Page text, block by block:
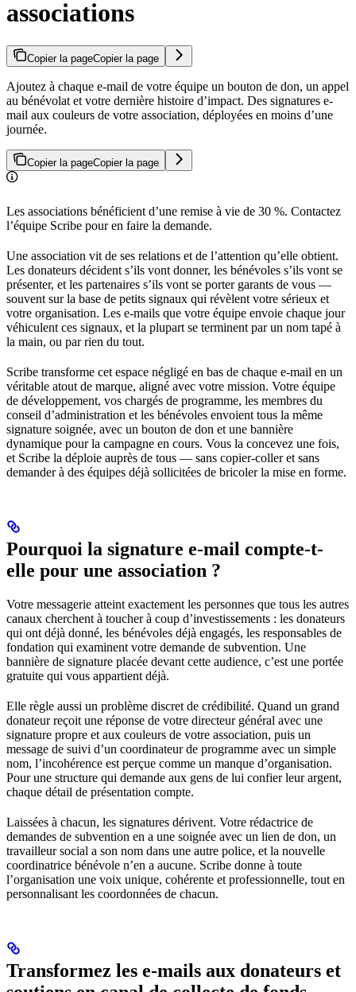
associations
Copier la pageCopier la page
Ajoutez à chaque e-mail de votre équipe un bouton de don, un appel
au bénévolat et votre dernière histoire d’impact. Des signatures e-
mail aux couleurs de votre association, déployées en moins d’une
journée.
Copier la pageCopier la page
Les associations bénéficient d’une remise à vie de 30 %. Contactez
l’équipe Scribe pour en faire la demande.
Une association vit de ses relations et de l’attention qu’elle obtient.
Les donateurs décident s’ils vont donner, les bénévoles s’ils vont se
présenter, et les partenaires s’ils vont se porter garants de vous —
souvent sur la base de petits signaux qui révèlent votre sérieux et
votre organisation. Les e-mails que votre équipe envoie chaque jour
véhiculent ces signaux, et la plupart se terminent par un nom tapé à
la main, ou par rien du tout.
Scribe transforme cet espace négligé en bas de chaque e-mail en un
véritable atout de marque, aligné avec votre mission. Votre équipe
de développement, vos chargés de programme, les membres du
conseil d’administration et les bénévoles envoient tous la même
signature soignée, avec un bouton de don et une bannière
dynamique pour la campagne en cours. Vous la concevez une fois,
et Scribe la déploie auprès de tous — sans copier-coller et sans
demander à des équipes déjà sollicitées de bricoler la mise en forme.
Pourquoi la signature e-mail compte-t-
elle pour une association ?
Votre messagerie atteint exactement les personnes que tous les autres
canaux cherchent à toucher à coup d’investissements : les donateurs
qui ont déjà donné, les bénévoles déjà engagés, les responsables de
fondation qui examinent votre demande de subvention. Une
bannière de signature placée devant cette audience, c’est une portée
gratuite qui vous appartient déjà.
Elle règle aussi un problème discret de crédibilité. Quand un grand
donateur reçoit une réponse de votre directeur général avec une
signature propre et aux couleurs de votre association, puis un
message de suivi d’un coordinateur de programme avec un simple
nom, l’incohérence est perçue comme un manque d’organisation.
Pour une structure qui demande aux gens de lui confier leur argent,
chaque détail de présentation compte.
Laissées à chacun, les signatures dérivent. Votre rédactrice de
demandes de subvention en a une soignée avec un lien de don, un
travailleur social a son nom dans une autre police, et la nouvelle
coordinatrice bénévole n’en a aucune. Scribe donne à toute
l’organisation une voix unique, cohérente et professionnelle, tout en
personnalisant les coordonnées de chacun.
Transformez les e-mails aux donateurs et